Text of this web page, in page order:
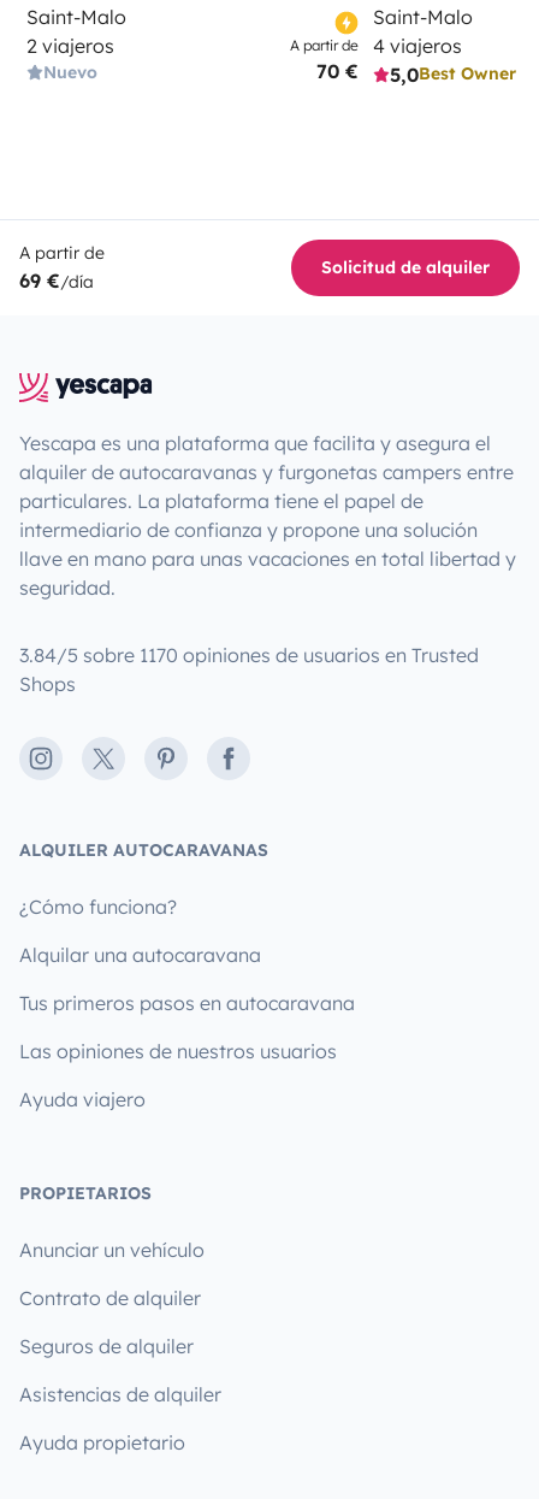
Saint-Malo
2 viajeros
Nuevo
A partir de
70 €
Saint-Malo
4 viajeros
5,0Best Owner
A partir de
69 €/día
Solicitud de alquiler
Yescapa es una plataforma que facilita y asegura el
alquiler de autocaravanas y furgonetas campers entre
particulares. La plataforma tiene el papel de
intermediario de confianza y propone una solución
llave en mano para unas vacaciones en total libertad y
seguridad.
3.84/5 sobre 1170 opiniones de usuarios en Trusted
Shops
Instagram
X PinterestFacebook
ALQUILER AUTOCARAVANAS
¿Cómo funciona?
Alquilar una autocaravana
Tus primeros pasos en autocaravana
Las opiniones de nuestros usuarios
Ayuda viajero
PROPIETARIOS
Anunciar un vehículo
Contrato de alquiler
Seguros de alquiler
Asistencias de alquiler
Ayuda propietario